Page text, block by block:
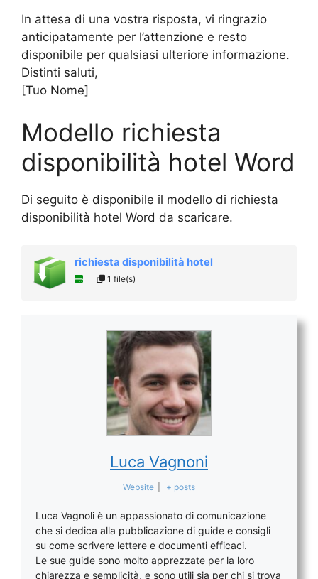
In attesa di una vostra risposta, vi ringrazio
anticipatamente per l’attenzione e resto
disponibile per qualsiasi ulteriore informazione.
Distinti saluti,
[Tuo Nome]
Modello richiesta
disponibilità hotel Word
Di seguito è disponibile il modello di richiesta
disponibilità hotel Word da scaricare.
richiesta disponibilità hotel
1 file(s)
Luca Vagnoni
Website + posts
Luca Vagnoli è un appassionato di comunicazione
che si dedica alla pubblicazione di guide e consigli
su come scrivere lettere e documenti efficaci.
Le sue guide sono molto apprezzate per la loro
chiarezza e semplicità, e sono utili sia per chi si trova